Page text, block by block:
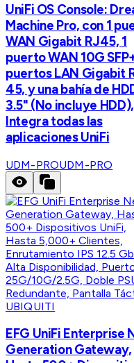
UniFi OS Console:
Machine Pro, con 1
WAN Gigabit RJ45, 1
puerto WAN 10G
puertos LAN Gigabit
45, y una bahía de
3.5" (No incluye HDD),
Integra todas las
aplicaciones UniFi
UDM-PROUDM-PRO
UBIQUITI
EFG UniFi Enterprise
Generation Gateway,